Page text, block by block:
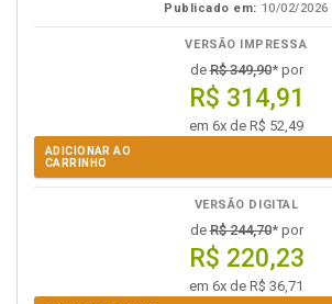
Publicado em: 10/02/2026
VERSÃO IMPRESSA
deR$ 349,90* por
R$ 314,91
em 6x de R$ 52,49
ADICIONAR AO
CARRINHO
VERSÃO DIGITAL
deR$ 244,70* por
R$ 220,23
em 6x de R$ 36,71